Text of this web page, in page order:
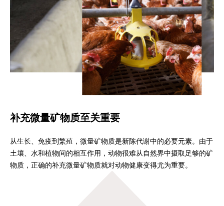
补充微量矿物质至关重要
从生长、免疫到繁殖，微量矿物质是新陈代谢中的必要元素。由于
土壤、水和植物间的相互作用，动物很难从自然界中摄取足够的矿
物质，正确的补充微量矿物质就对动物健康变得尤为重要。